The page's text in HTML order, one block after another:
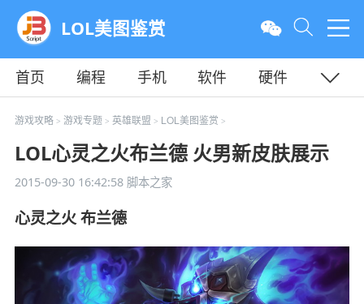
LOL美图鉴赏
首页 编程 手机 软件
硬件
教程
平面 服务器
游戏攻略> 游戏专题 > 英雄联盟 > LOL美图鉴赏 >
LOL心灵之火布兰德 火男新皮肤展示
2015-09-30 16:42:58脚本之家
心灵之火 布兰德